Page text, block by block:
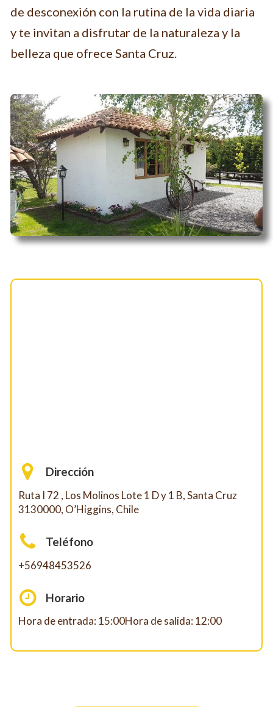
de desconexión con la rutina de la vida diaria
y te invitan a disfrutar de la naturaleza y la
belleza que ofrece Santa Cruz.
Dirección
Ruta I 72 , Los Molinos Lote 1 D y 1 B, Santa Cruz
3130000, O’Higgins, Chile
Teléfono
+56948453526
Horario
Hora de entrada: 15:00Hora de salida: 12:00